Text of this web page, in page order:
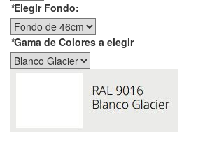
*Elegir Fondo:
*Gama de Colores a elegir